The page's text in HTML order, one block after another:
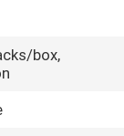
box,